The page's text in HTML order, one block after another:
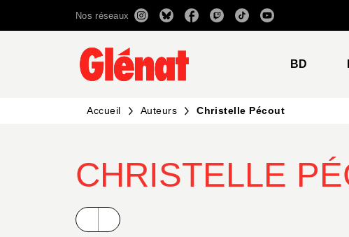
RECHERCHE CONTENU
Nos réseaux
BD
Accueil Auteurs Christelle Pécout
CHRISTELLE